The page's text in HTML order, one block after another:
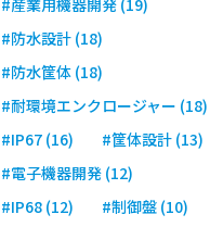
#防水設計 (18)
#防水筐体 (18)
#耐環境エンクロージャー (18)
#IP67 (16)
#筐体設計 (13)
#電子機器開発 (12)
#IP68 (12)
#制御盤 (10)